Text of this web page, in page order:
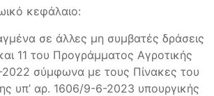
κεφάλαιο:
σε άλλες μη συμβατές δράσεις
11 του Προγράμματος Αγροτικής
σύμφωνα με τους Πίνακες του
υπ’ αρ. 1606/9-6-2023 υπουργικής